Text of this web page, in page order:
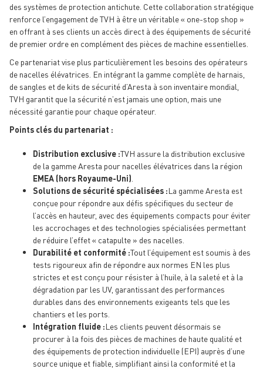
des systèmes de protection antichute. Cette collaboration stratégique
renforce l’engagement de TVH à être un véritable « one-stop shop »
en offrant à ses clients un accès direct à des équipements de sécurité
de premier ordre en complément des pièces de machine essentielles.
Ce partenariat vise plus particulièrement les besoins des opérateurs
de nacelles élévatrices. En intégrant la gamme complète de harnais,
de sangles et de kits de sécurité d’Aresta à son inventaire mondial,
TVH garantit que la sécurité n’est jamais une option, mais une
nécessité garantie pour chaque opérateur.
Points clés du partenariat :
Distribution exclusive :TVH assure la distribution exclusive
de la gamme Aresta pour nacelles élévatrices dans la région
EMEA (hors Royaume-Uni)
Solutions de sécurité spécialisées :La gamme Aresta est
conçue pour répondre aux défis spécifiques du secteur de
l’accès en hauteur, avec des équipements compacts pour éviter
les accrochages et des technologies spécialisées permettant
de réduire l’effet « catapulte » des nacelles.
Durabilité et conformité :Tout l’équipement est soumis à des
tests rigoureux afin de répondre aux normes EN les plus
strictes et est conçu pour résister à l’huile, à la saleté et à la
dégradation par les UV, garantissant des performances
durables dans des environnements exigeants tels que les
chantiers et les ports.
Intégration fluide :Les clients peuvent désormais se
procurer à la fois des pièces de machines de haute qualité et
des équipements de protection individuelle (EPI) auprès d’une
source unique et fiable, simplifiant ainsi la conformité et la